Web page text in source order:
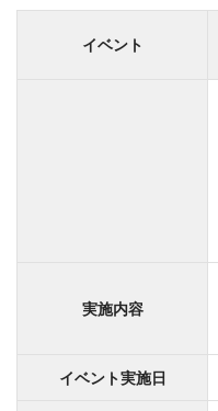
イベント
実施内容
イベント実施日